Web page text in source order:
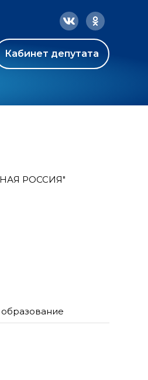
Кабинет депутата
РОССИЯ"